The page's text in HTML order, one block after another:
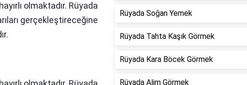
olmaktadır. Rüyada
gerçekleştireceğine
Rüyada Soğan Yemek
Rüyada Tahta Kaşık Görmek
Rüyada Kara Böcek Görmek
Rüyada Alim Görmek